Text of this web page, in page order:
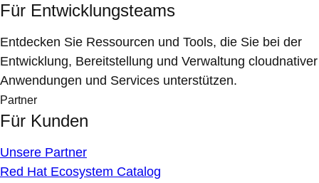
Für Entwicklungsteams
Entdecken Sie Ressourcen und Tools, die Sie bei der
Entwicklung, Bereitstellung und Verwaltung cloudnativer
Anwendungen und Services unterstützen.
Partner
Für Kunden
Unsere Partner
Red Hat Ecosystem Catalog